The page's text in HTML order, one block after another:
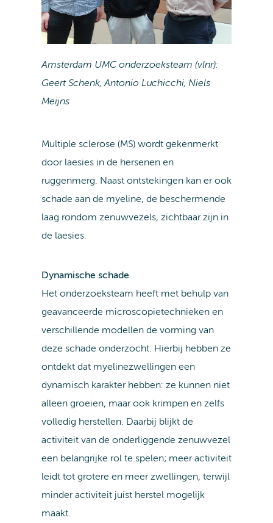
Amsterdam UMC onderzoeksteam (vlnr):
Geert Schenk, Antonio Luchicchi, Niels
Meijns
Multiple sclerose (MS) wordt gekenmerkt
door laesies in de hersenen en
ruggenmerg. Naast ontstekingen kan er ook
schade aan de myeline, de beschermende
laag rondom zenuwvezels, zichtbaar zijn in
de laesies.
Dynamische schade
Het onderzoeksteam heeft met behulp van
geavanceerde microscopietechnieken en
verschillende modellen de vorming van
deze schade onderzocht. Hierbij hebben ze
ontdekt dat myelinezwellingen een
dynamisch karakter hebben: ze kunnen niet
alleen groeien, maar ook krimpen en zelfs
volledig herstellen. Daarbij blijkt de
activiteit van de onderliggende zenuwvezel
een belangrijke rol te spelen; meer activiteit
leidt tot grotere en meer zwellingen, terwijl
minder activiteit juist herstel mogelijk
maakt.